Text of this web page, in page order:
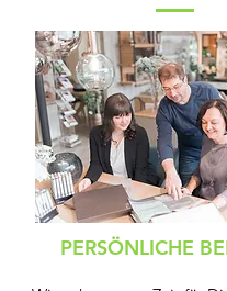
PERSÖNLICHE